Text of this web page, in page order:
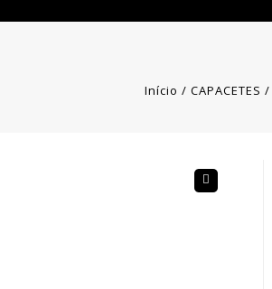
Início / CAPACETES /